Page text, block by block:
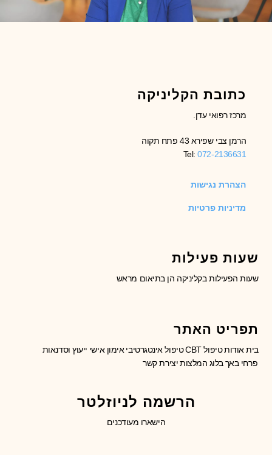
כתובת הקליניקה
מרכז רפואי עדן.
הרמן צבי שפירא 43 פתח תקוה
Tel:072-2136631
הצהרת נגישות
מדיניות פרטיות
שעות פעילות
שעות הפעילות בקליניקה הן בתיאום מראש
תפריט האתר
ביתאודותטיפול CBT טיפול אינטגרטיבי אימון אישי ייעוץ וסדנאות
פרחי באך בלוג המלצותיצירת קשר
הרשמה לניוזלטר
הישארו מעודכנים